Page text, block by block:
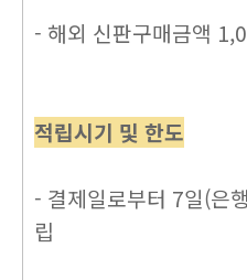
- 해외 신판구매금액
적립시기 및 한도
- 결제일로부터 7일(은
립